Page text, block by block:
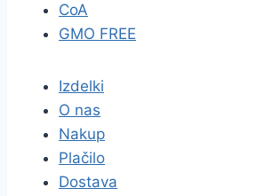
CoA
GMO FREE
Izdelki
O nas
Nakup
Plačilo
Dostava